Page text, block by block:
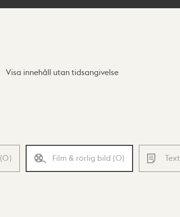
Visa innehåll utan tidsangivelse
(0) Film & rörlig bild (0) Text